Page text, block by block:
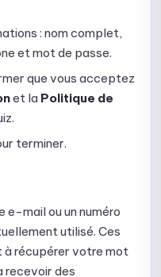
et du nombre de
et de la
en ligne
d'affichage
des soumissions et
de surveillance des
: nom complet,
et mot de passe.
que vous acceptez
et la Politique de
terminer.
e-mail ou un numéro
utilisé. Ces
à récupérer votre mot
recevoir des